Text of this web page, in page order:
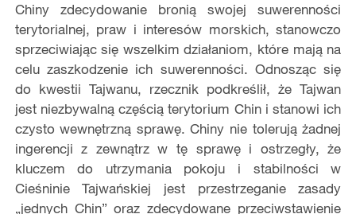
Chiny zdecydowanie bronią swojej suwerenności
terytorialnej, praw i interesów morskich, stanowczo
sprzeciwiając się wszelkim działaniom, które mają na
celu zaszkodzenie ich suwerenności. Odnosząc się
do kwestii Tajwanu, rzecznik podkreślił, że Tajwan
jest niezbywalną częścią terytorium Chin i stanowi ich
czysto wewnętrzną sprawę. Chiny nie tolerują żadnej
ingerencji z zewnątrz w tę sprawę i ostrzegły, że
kluczem do utrzymania pokoju i stabilności w
Cieśninie Tajwańskiej jest przestrzeganie zasady
„jednych Chin” oraz zdecydowane przeciwstawienie